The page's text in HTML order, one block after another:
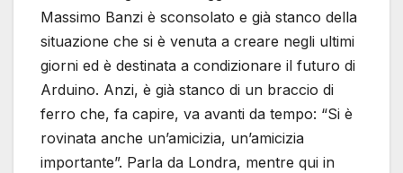
Massimo Banzi è sconsolato e già stanco della
situazione che si è venuta a creare negli ultimi
giorni ed è destinata a condizionare il futuro di
Arduino. Anzi, è già stanco di un braccio di
ferro che, fa capire, va avanti da tempo: “Si è
rovinata anche un’amicizia, un’amicizia
importante”. Parla da Londra, mentre qui in